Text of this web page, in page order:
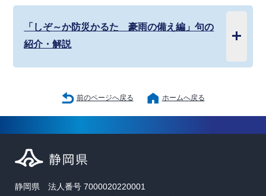
「しぞ～か防災かるた 豪雨の備え編」句の
紹介・解説
前のページへ戻る ホームへ戻る
静岡県 法人番号 7000020220001